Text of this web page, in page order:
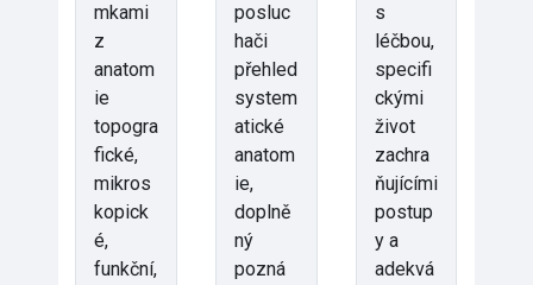
mkami
z
anatom
ie
topogra
fické,
mikros
kopick
é,
funkční,
posluc
hači
přehled
system
atické
anatom
ie,
doplně
ný
pozná
s
léčbou,
specifi
ckými
život
zachra
ňujícími
postup
y a
adekvá